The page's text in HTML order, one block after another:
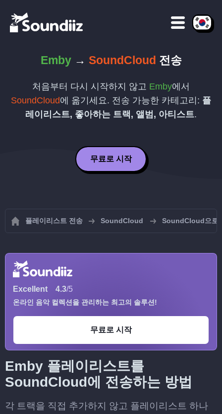
Emby→ SoundCloud 전송
처음부터 다시 시작하지 않고 Emby에서
SoundCloud에 옮기세요. 전송 가능한 카테고리: 플
레이리스트, 좋아하는 트랙, 앨범, 아티스트.
무료로 시작
플레이리스트 전송 SoundCloud SoundCloud으로
Excellent 4.3/5
온라인 음악 컬렉션을 관리하는 최고의 솔루션!
무료로 시작
Emby 플레이리스트를
SoundCloud에 전송하는 방법
각 트랙을 직접 추가하지 않고 플레이리스트 하나